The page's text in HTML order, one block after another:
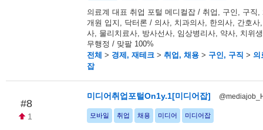
의료계 대표 취업 포털 메디컬잡 / 취업, 구인, 구직,
개원 입지, 닥터론 / 의사, 치과의사, 한의사, 간호사
사, 물리치료사, 방사선사, 임상병리사, 약사, 치위
무행정 / 맞팔 100%
전체 > 경제, 재테크 > 취업, 채용 > 구인, 구직 > 의
잡
#8
1
미디어취업포털On1y.1[미디어잡]
모바일 취업 채용 미디어 미디어잡